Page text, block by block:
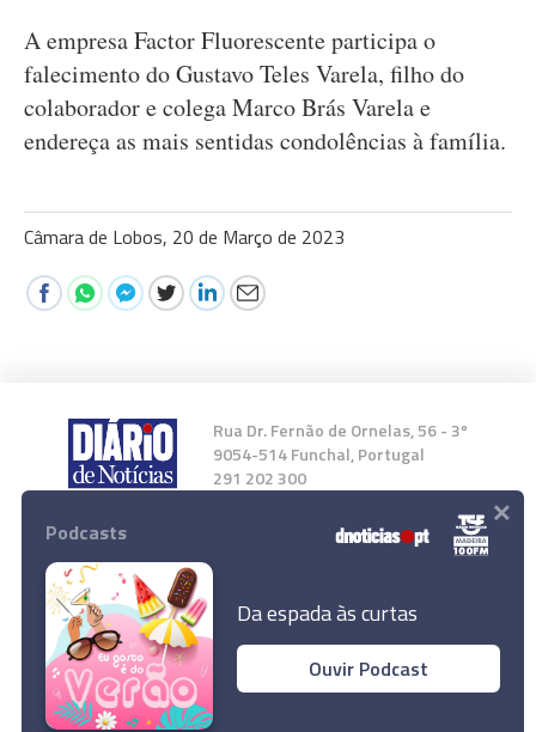
A empresa Factor Fluorescente participa o
falecimento do Gustavo Teles Varela, filho do
colaborador e colega Marco Brás Varela e
endereça as mais sentidas condolências à família.
Câmara de Lobos, 20 de Março de 2023
Rua Dr. Fernão de Ornelas, 56 - 3º
9054-514 Funchal, Portugal
291 202 300
Instale a nossa App
© 2023 Empresa Diário de Notícias, Lda.
Todos os direitos reservados.
Podcasts
Da espada às curtas
Ouvir Podcast
×